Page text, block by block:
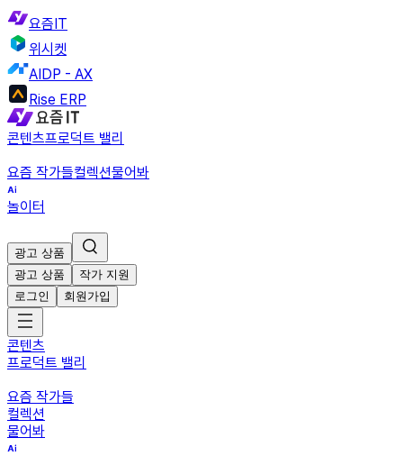
요즘IT
위시켓
AIDP - AX
Rise ERP
콘텐츠프로덕트 밸리
요즘 작가들컬렉션물어봐
놀이터
광고 상품
광고 상품
작가 지원
로그인
회원가입
콘텐츠
프로덕트 밸리
요즘 작가들
컬렉션
물어봐